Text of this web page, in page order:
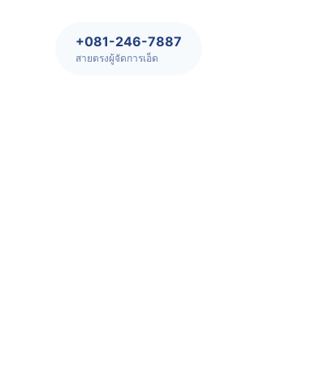
+081-246-7887
สายตรงผู้จัดการเอ็ด